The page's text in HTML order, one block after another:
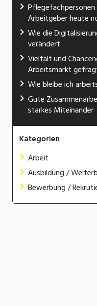
Arbeitgeber heute
Wie die
verändert
Vielfalt und
Arbeitsmarkt
Wie bleibe ich
Gute
starkes Miteinander
Kategorien
Arbeit
Ausbildung /
Bewerbung /